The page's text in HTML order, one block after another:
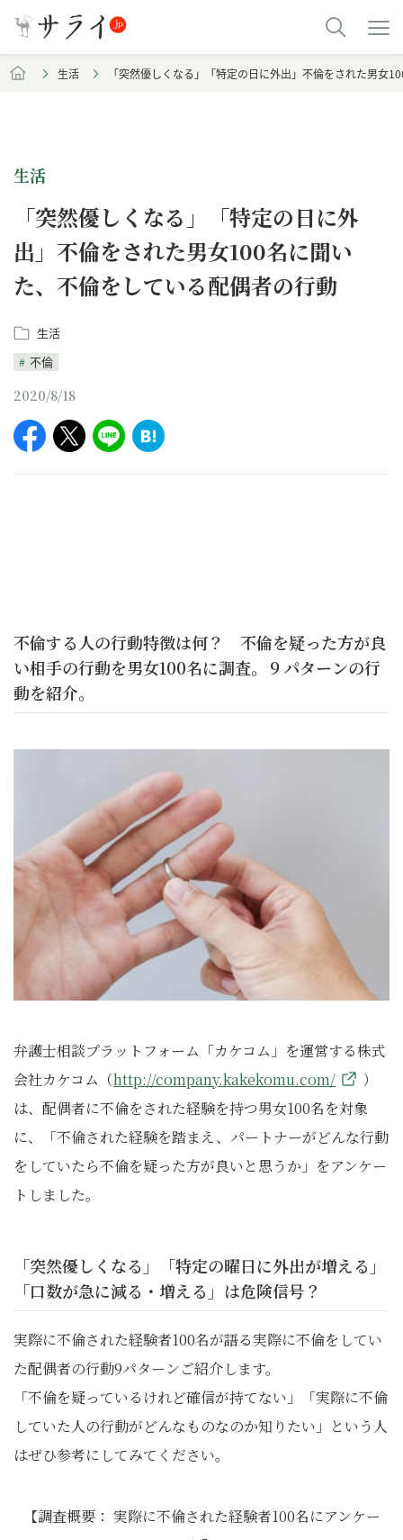
生活 「突然優しくなる」「特定の日に外出」不倫をされた男女
生活
「突然優しくなる」「特定の日に外
出」不倫をされた男女100名に聞い
た、不倫をしている配偶者の行動
生活
不倫
2020/8/18
不倫する人の行動特徴は何？ 不倫を疑った方が良
い相手の行動を男女100名に調査。９パターンの行
動を紹介。
弁護士相談プラットフォーム「カケコム」を運営する株式
会社カケコム（http://company.kakekomu.com/
）
は、配偶者に不倫をされた経験を持つ男女100名を対象
に、「不倫された経験を踏まえ、パートナーがどんな行動
をしていたら不倫を疑った方が良いと思うか」をアンケー
トしました。
「突然優しくなる」「特定の曜日に外出が増える」
「口数が急に減る・増える」は危険信号？
実際に不倫された経験者100名が語る実際に不倫をしてい
た配偶者の行動9パターンご紹介します。
「不倫を疑っているけれど確信が持てない」「実際に不倫
していた人の行動がどんなものなのか知りたい」という人
はぜひ参考にしてみてください。
【調査概要： 実際に不倫された経験者100名にアンケー